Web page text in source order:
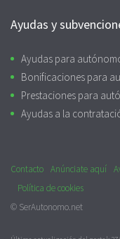
Ayudas y
Ayudas para
Bonificaciones para
Prestaciones para
Ayudas a la
Contacto Anúnciate aquí
Política de cookies
© SerAutonomo.net